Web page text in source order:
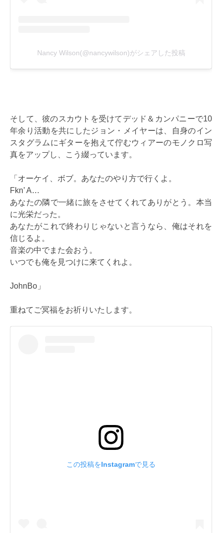
そして、彼のスカウトを受けてデッド＆カンパニーで10
年余り活動を共にしたジョン・メイヤーは、自身のイン
スタグラムにギターを抱えて佇むウィアーのモノクロ写
真をアップし、こう綴っています。
「オーケイ、ボブ。あなたのやり方で行くよ。
Fkn’ A…
あなたの隣で一緒に旅をさせてくれてありがとう。本当
に光栄だった。
あなたがこれで終わりじゃないと言うなら、俺はそれを
信じるよ。
音楽の中でまた会おう。
いつでも俺を見つけに来てくれよ。
JohnBo」
重ねてご冥福をお祈りいたします。